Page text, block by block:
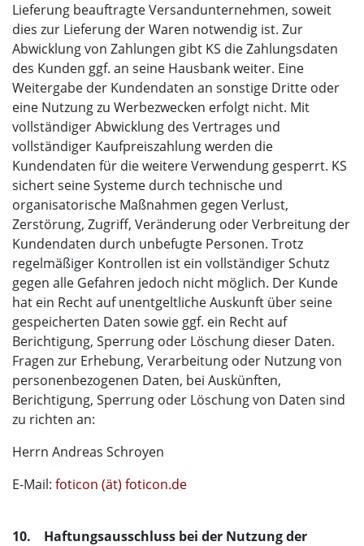
Lieferung beauftragte Versandunternehmen, soweit
dies zur Lieferung der Waren notwendig ist. Zur
Abwicklung von Zahlungen gibt KS die Zahlungsdaten
des Kunden ggf. an seine Hausbank weiter. Eine
Weitergabe der Kundendaten an sonstige Dritte oder
eine Nutzung zu Werbezwecken erfolgt nicht. Mit
vollständiger Abwicklung des Vertrages und
vollständiger Kaufpreiszahlung werden die
Kundendaten für die weitere Verwendung gesperrt. KS
sichert seine Systeme durch technische und
organisatorische Maßnahmen gegen Verlust,
Zerstörung, Zugriff, Veränderung oder Verbreitung der
Kundendaten durch unbefugte Personen. Trotz
regelmäßiger Kontrollen ist ein vollständiger Schutz
gegen alle Gefahren jedoch nicht möglich. Der Kunde
hat ein Recht auf unentgeltliche Auskunft über seine
gespeicherten Daten sowie ggf. ein Recht auf
Berichtigung, Sperrung oder Löschung dieser Daten.
Fragen zur Erhebung, Verarbeitung oder Nutzung von
personenbezogenen Daten, bei Auskünften,
Berichtigung, Sperrung oder Löschung von Daten sind
zu richten an:
Herrn Andreas Schroyen
E-Mail: foticon (ät) foticon.de
10. Haftungsausschluss bei der Nutzung der